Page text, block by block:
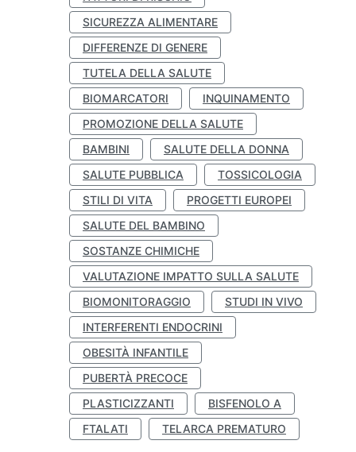
SICUREZZA ALIMENTARE
DIFFERENZE DI GENERE
TUTELA DELLA SALUTE
BIOMARCATORI
INQUINAMENTO
PROMOZIONE DELLA SALUTE
BAMBINI
SALUTE DELLA DONNA
SALUTE PUBBLICA
TOSSICOLOGIA
STILI DI VITA
PROGETTI EUROPEI
SALUTE DEL BAMBINO
SOSTANZE CHIMICHE
VALUTAZIONE IMPATTO SULLA SALUTE
BIOMONITORAGGIO
STUDI IN VIVO
INTERFERENTI ENDOCRINI
OBESITÀ INFANTILE
PUBERTÀ PRECOCE
PLASTICIZZANTI
BISFENOLO A
FTALATI
TELARCA PREMATURO